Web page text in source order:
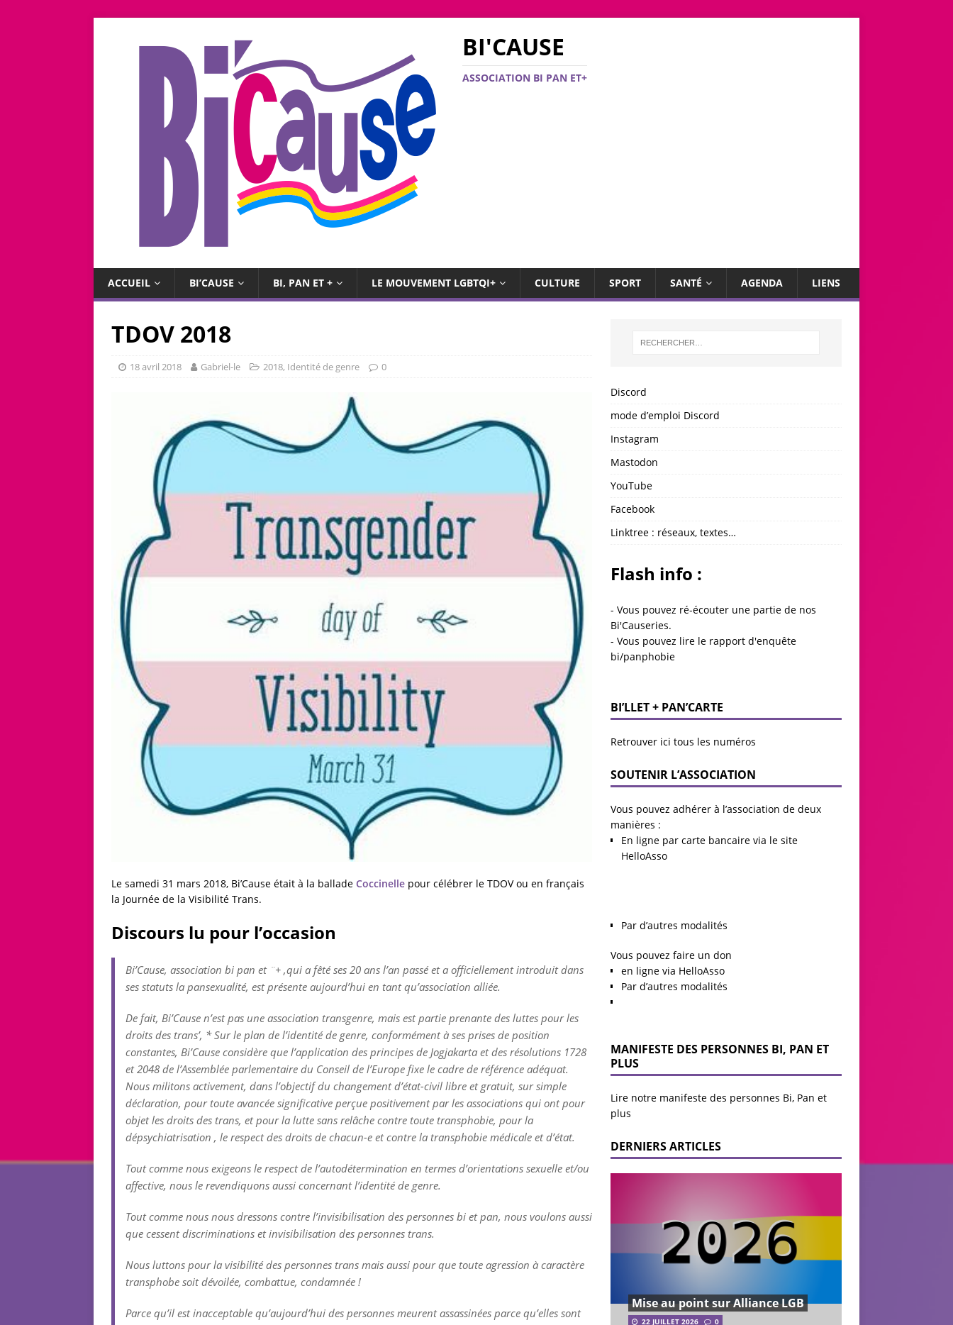
BI'CAUSE
ASSOCIATION BI PAN ET+
ACCUEIL BI’CAUSE BI, PAN ET + LE MOUVEMENT LGBTQI+ CULTURE SPORT SANTÉ AGENDA LIENS
TDOV 2018
18 avril 2018 Gabriel-le 2018, Identité de genre 0
Le samedi 31 mars 2018, Bi’Cause était à la ballade Coccinelle pour célébrer le TDOV ou en français
la Journée de la Visibilité Trans.
Discours lu pour l’occasion
Bi’Cause, association bi pan et ¨+ ,qui a fêté ses 20 ans l’an passé et a officiellement introduit dans
ses statuts la pansexualité, est présente aujourd’hui en tant qu’association alliée.
De fait, Bi’Cause n’est pas une association transgenre, mais est partie prenante des luttes pour les
droits des trans’, * Sur le plan de l’identité de genre, conformément à ses prises de position
constantes, Bi’Cause considère que l’application des principes de Jogjakarta et des résolutions 1728
et 2048 de l’Assemblée parlementaire du Conseil de l’Europe fixe le cadre de référence adéquat.
Nous militons activement, dans l’objectif du changement d’état-civil libre et gratuit, sur simple
déclaration, pour toute avancée significative perçue positivement par les associations qui ont pour
objet les droits des trans, et pour la lutte sans relâche contre toute transphobie, pour la
dépsychiatrisation , le respect des droits de chacun-e et contre la transphobie médicale et d’état.
Tout comme nous exigeons le respect de l’autodétermination en termes d’orientations sexuelle et/ou
affective, nous le revendiquons aussi concernant l’identité de genre.
Tout comme nous nous dressons contre l’invisibilisation des personnes bi et pan, nous voulons aussi
que cessent discriminations et invisibilisation des personnes trans.
Nous luttons pour la visibilité des personnes trans mais aussi pour que toute agression à caractère
transphobe soit dévoilée, combattue, condamnée !
Parce qu’il est inacceptable qu’aujourd’hui des personnes meurent assassinées parce qu’elles sont
Discord
mode d’emploi Discord
Instagram
Mastodon
YouTube
Facebook
Linktree : réseaux, textes…
Flash info :
- Vous pouvez ré-écouter une partie de nos
Bi'Causeries.
- Vous pouvez lire le rapport d'enquête
bi/panphobie
BI’LLET + PAN’CARTE
Retrouver ici tous les numéros
SOUTENIR L’ASSOCIATION
Vous pouvez adhérer à l’association de deux
manières :
En ligne par carte bancaire via le site
HelloAsso
Par d’autres modalités
Vous pouvez faire un don
en ligne via HelloAsso
Par d’autres modalités
MANIFESTE DES PERSONNES BI, PAN ET
PLUS
Lire notre manifeste des personnes Bi, Pan et
plus
DERNIERS ARTICLES
Mise au point sur Alliance LGB
22 JUILLET 2026 0